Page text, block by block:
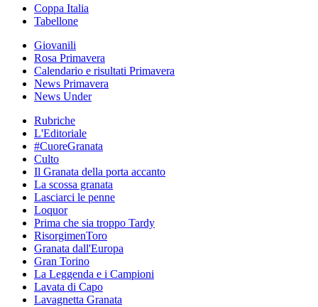
Coppa Italia
Tabellone
Giovanili
Rosa Primavera
Calendario e risultati Primavera
News Primavera
News Under
Rubriche
L'Editoriale
#CuoreGranata
Culto
Il Granata della porta accanto
La scossa granata
Lasciarci le penne
Loquor
Prima che sia troppo Tardy
RisorgimenToro
Granata dall'Europa
Gran Torino
La Leggenda e i Campioni
Lavata di Capo
Lavagnetta Granata